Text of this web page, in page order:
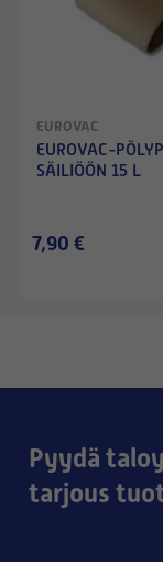
EUROVAC
EUROVAC-
SÄILIÖÖN 15 L
7,90 €
Pyydä
tarjous